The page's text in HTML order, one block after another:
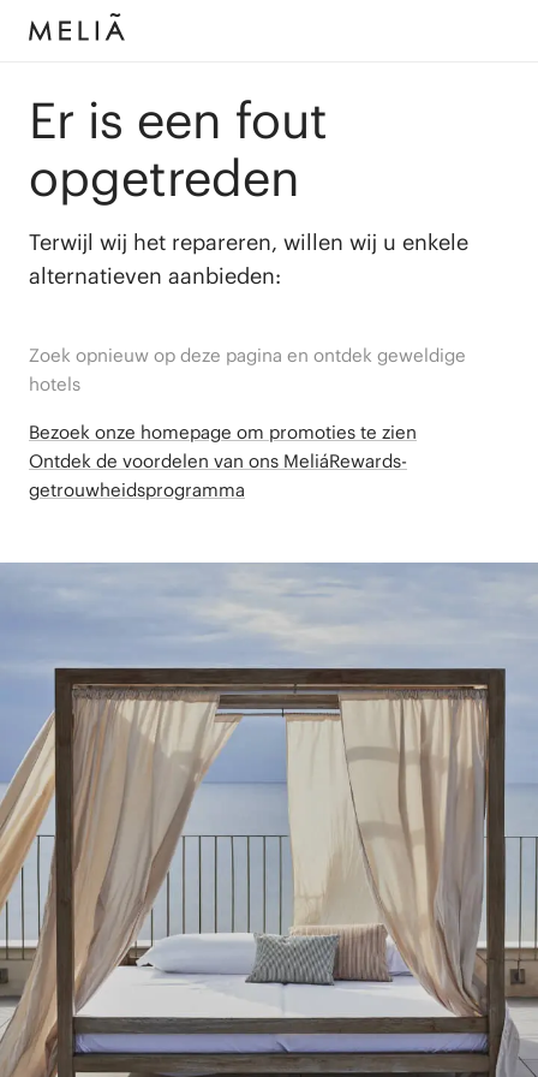
Er is een fout
opgetreden
Terwijl wij het repareren, willen wij u enkele
alternatieven aanbieden:
Zoek opnieuw op deze pagina en ontdek geweldige
hotels
Bezoek onze homepage om promoties te zien
Ontdek de voordelen van ons MeliáRewards-
getrouwheidsprogramma